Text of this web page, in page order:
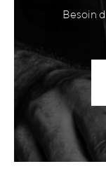
Besoin